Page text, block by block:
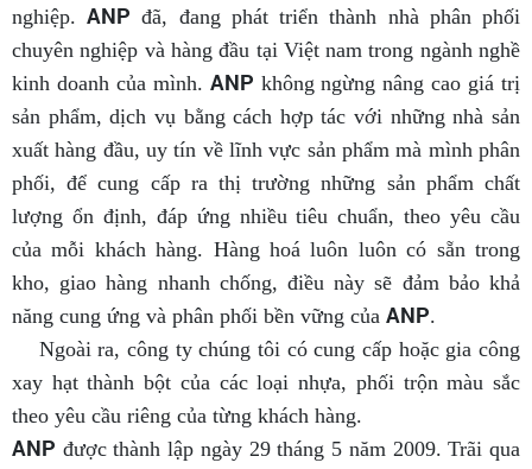
nghiệp.ANP đã, đang phát triển thành nhà phân phối
chuyên nghiệp và hàng đầu tại Việt nam trong ngành nghề
kinh doanh của mình. ANP không ngừng nâng cao giá trị
sản phẩm, dịch vụ bằng cách hợp tác với những nhà sản
xuất hàng đầu, uy tín về lĩnh vực sản phẩm mà mình phân
phối, để cung cấp ra thị trường những sản phẩm chất
lượng ổn định, đáp ứng nhiều tiêu chuẩn, theo yêu cầu
của mỗi khách hàng. Hàng hoá luôn luôn có sẵn trong
kho, giao hàng nhanh chống, điều này sẽ đảm bảo khả
năng cung ứng và phân phối bền vững của ANP.
Ngoài ra, công ty chúng tôi có cung cấp hoặc gia công
xay hạt thành bột của các loại nhựa, phối trộn màu sắc
theo yêu cầu riêng của từng khách hàng.
ANP được thành lập ngày 29 tháng 5 năm 2009. Trãi qua